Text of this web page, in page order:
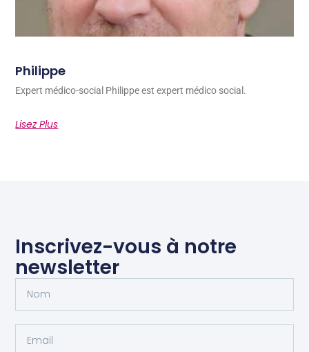
Philippe
Expert médico-social Philippe est expert médico social.
Lisez Plus
Inscrivez-vous à notre
newsletter